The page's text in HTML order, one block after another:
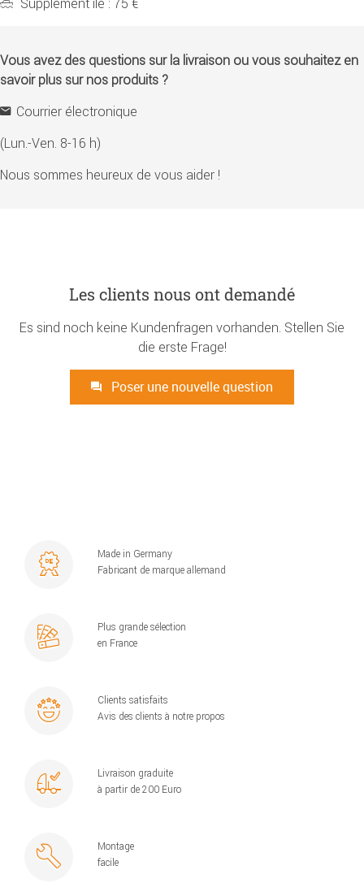
Vous avez des questions sur la livraison ou vous souhaitez en
savoir plus sur nos produits ?
Courrier électronique
(Lun.-Ven. 8-16 h)
Nous sommes heureux de vous aider !
Les clients nous ont demandé
Es sind noch keine Kundenfragen vorhanden. Stellen Sie
die erste Frage!
Poser une nouvelle question
Made in Germany
Fabricant de marque allemand
Plus grande sélection
en France
Clients satisfaits
Avis des clients à notre propos
Livraison graduite
à partir de 200 Euro
Montage
facile